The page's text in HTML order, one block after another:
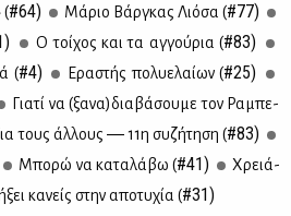
(#64) Μά­ριο Βάρ­γκας Λιό­σα (#77)
Ο τοί­χος και τα αγ­γού­ρια (#83)
(#4) Ερα­στής πο­λυ­ε­λαί­ων (#25)
Για­τί να (ξα­να)δια­βά­σου­με τον Ρα­μπε­
τους άλ­λους ― 11η συ­ζή­τη­ση (#83)
Μπο­ρώ να κα­τα­λά­βω (#41)
Χρειά­
κα­νείς στην απο­τυ­χία (#31)